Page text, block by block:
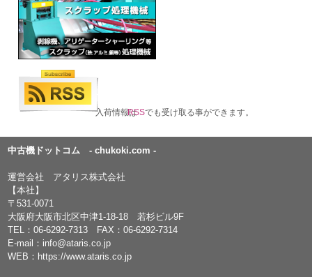
入荷情報はRSSでも受け取る事ができます。
中古機ドットコム - chukoki.com -
運営会社 アタリス株式会社
【本社】
〒531-0071
大阪府大阪市北区中津1-18-18 若杉ビル9F
TEL：06-6292-7313 FAX：06-6292-7314
E-mail： info@ataris.co.jp
WEB： https://www.ataris.co.jp